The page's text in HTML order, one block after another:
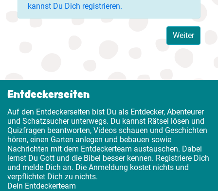
kannst Du Dich registrieren.
Weiter
Entdeckerseiten
Auf den Entdeckerseiten bist Du als Entdecker, Abenteurer
und Schatzsucher unterwegs. Du kannst Rätsel lösen und
Quizfragen beantworten, Videos schauen und Geschichten
hören, einen Garten anlegen und bebauen sowie
Nachrichten mit dem Entdeckerteam austauschen. Dabei
lernst Du Gott und die Bibel besser kennen. Registriere Dich
und melde Dich an. Die Anmeldung kostet nichts und
verpflichtet Dich zu nichts.
Dein Entdeckerteam